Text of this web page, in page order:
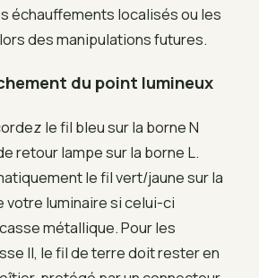
échauffements localisés ou les
des manipulations futures.
du point lumineux
le fil bleu sur la borne N
retour lampe sur la borne L.
le fil vert/jaune sur la
votre luminaire si celui-ci
métallique. Pour les
II, le fil de terre doit rester en